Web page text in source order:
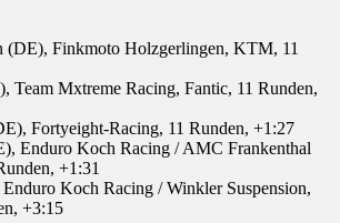
(DE), Finkmoto Holzgerlingen, KTM, 11
Team Mxtreme Racing, Fantic, 11 Runden,
Fortyeight-Racing, 11 Runden, +1:27
Enduro Koch Racing / AMC Frankenthal
+1:31
Koch Racing / Winkler Suspension,
+3:15